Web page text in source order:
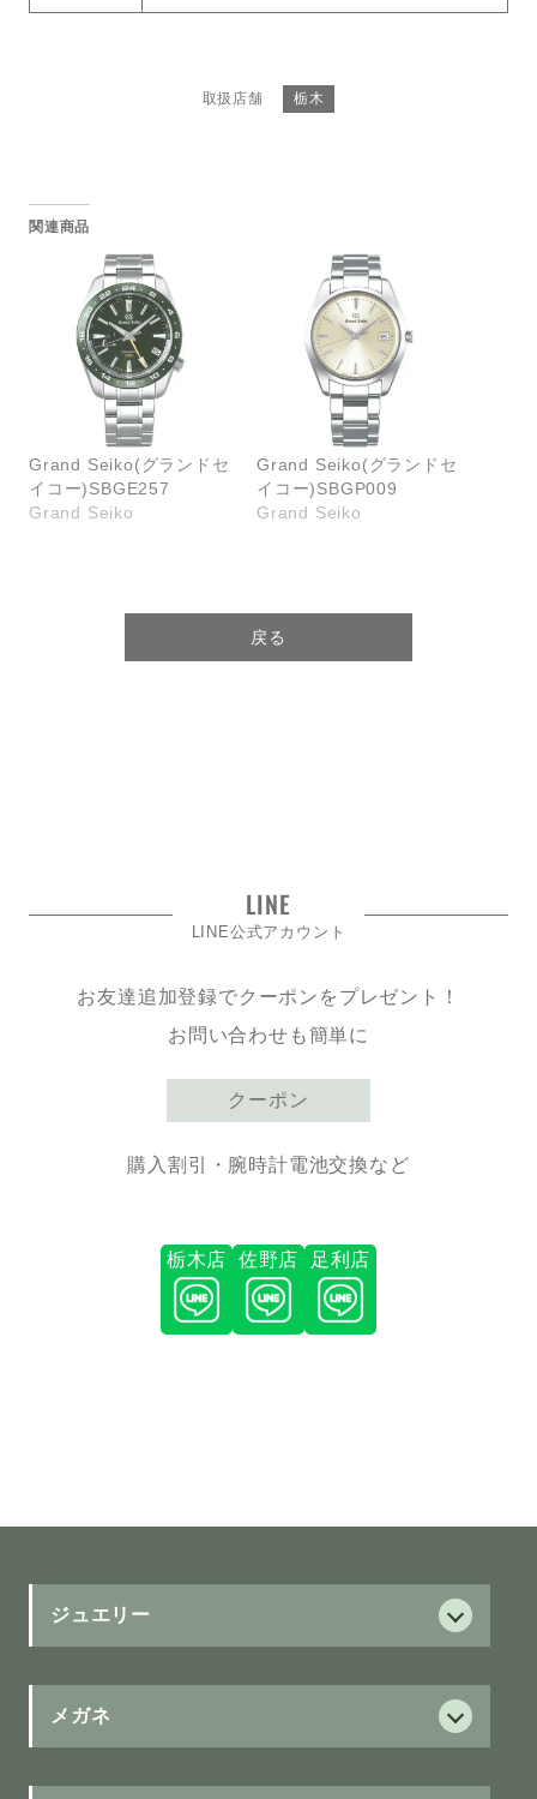
取扱店舗 栃木
関連商品
Grand Seiko(グランドセ
イコー)SBGE257
Grand Seiko
Grand Seiko(グランドセ
イコー)SBGP009
Grand Seiko
戻る
LINE
LINE公式アカウント
お友達追加登録でクーポンをプレゼント！
お問い合わせも簡単に
クーポン
購入割引・腕時計電池交換など
栃木店 佐野店 足利店
ジュエリー
メガネ